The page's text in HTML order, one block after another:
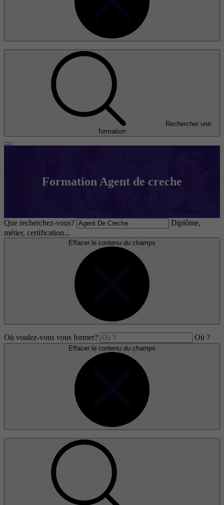
Rechercher une
formation
Formation Agent de creche
Que recherchez-vous?
Diplôme,
métier, certification...
Effacer le contenu du champs
Où voulez-vous vous former? Où ?
Effacer le contenu du champs